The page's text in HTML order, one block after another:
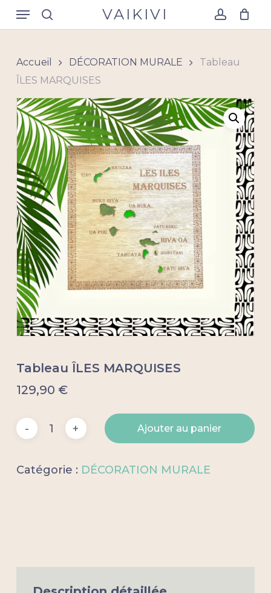
VAIKIVI
search account
Menu
Panier Close
Accueil DÉCORATION MURALE
Tableau
ÎLES MARQUISES
Tableau ÎLES MARQUISES
129,90 €
Ajouter au panier
Catégorie : DÉCORATION MURALE